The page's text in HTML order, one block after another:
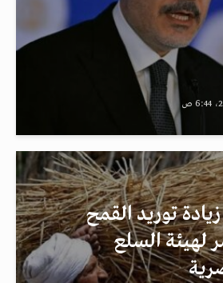
زيادة توريد القمح
لهيئة السلع